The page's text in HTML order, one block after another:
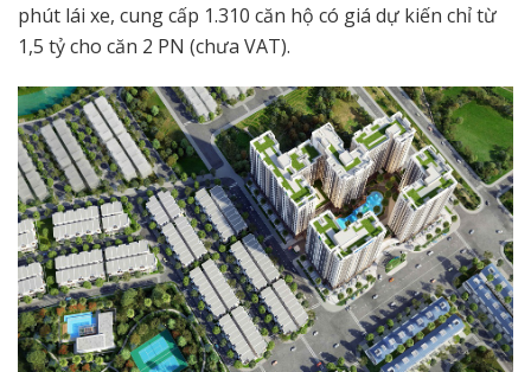
phút lái xe, cung cấp 1.310 căn hộ có giá dự kiến chỉ từ
1,5 tỷ cho căn 2 PN (chưa VAT).